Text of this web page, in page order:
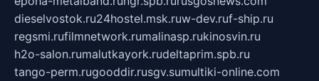
dieselvostok.ru24hostel.msk.ruw-dev.ruf-ship.ru
regsmi.rufilmnetwork.rumalinasp.rukinosvin.ru
h2o-salon.rumalutkayork.rudeltaprim.spb.ru
tango-perm.rugooddir.rusgv.sumultiki-online.com